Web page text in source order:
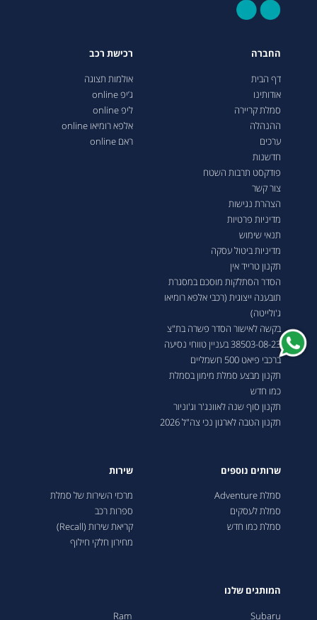
החברה
דף הבית
אודותינו
סמלת קריירה
ההנהלה
ערכים
חדשנות
פודקסט תרבות השטח
צור קשר
הצהרת נגישות
מדיניות פרטיות
תנאי שימוש
מדיניות ביטול עסקה
תקנון טרייד אין
הסדר הסתלקות מוסכם במסגרת
תובענה ייצוגית (רכבי אלפא רומיאו
ג'ולייטה)
בקשה לאישור הסדר פשרה בת"צ
38503-08-23 בעניין טווחי נסיעה
ברכבי פיאט 500 חשמליים
תקנון מבצע סמלת מימון בסמלת
כמו חדש
תקנון סוף שנה לאוונג'ר וג'וניור
תקנון הטבה לארגון נכי צה"ל 2026
רכישת רכב
אולמות תצוגה
ג’יפ online
ליפ online
אלפא רומיאו online
ראם online
שרותים נוספים
סמלת Adventure
סמלת לעסקים
סמלת כמו חדש
שירות
מרכזי השירות של סמלת
ספרות רכב
קריאת שירות (Recall)
מחירון חלקי חילוף
המותגים שלנו
Subaru
Ram